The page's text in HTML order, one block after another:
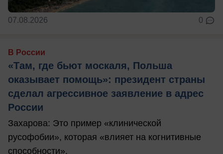
07.08.2026 0
В России
«Там, где бьют москаля, Польша
оказывает помощь»: президент страны
сделал агрессивное заявление в адрес
России
Захарова: Это пример «клинической
русофобии», которая «влияет на когнитивные
способности».